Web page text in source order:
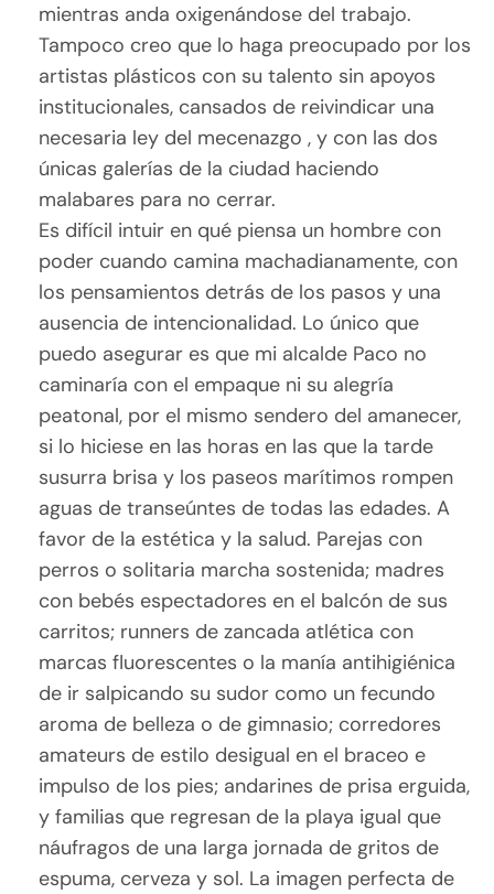
mientras anda oxigenándose del trabajo.
Tampoco creo que lo haga preocupado por los
artistas plásticos con su talento sin apoyos
institucionales, cansados de reivindicar una
necesaria ley del mecenazgo , y con las dos
únicas galerías de la ciudad haciendo
malabares para no cerrar.
Es difícil intuir en qué piensa un hombre con
poder cuando camina machadianamente, con
los pensamientos detrás de los pasos y una
ausencia de intencionalidad. Lo único que
puedo asegurar es que mi alcalde Paco no
caminaría con el empaque ni su alegría
peatonal, por el mismo sendero del amanecer,
si lo hiciese en las horas en las que la tarde
susurra brisa y los paseos marítimos rompen
aguas de transeúntes de todas las edades. A
favor de la estética y la salud. Parejas con
perros o solitaria marcha sostenida; madres
con bebés espectadores en el balcón de sus
carritos; runners de zancada atlética con
marcas fluorescentes o la manía antihigiénica
de ir salpicando su sudor como un fecundo
aroma de belleza o de gimnasio; corredores
amateurs de estilo desigual en el braceo e
impulso de los pies; andarines de prisa erguida,
y familias que regresan de la playa igual que
náufragos de una larga jornada de gritos de
espuma, cerveza y sol. La imagen perfecta de